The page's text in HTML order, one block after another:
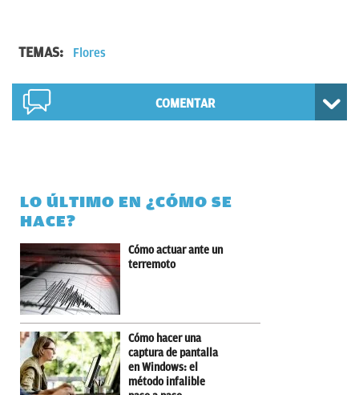
TEMAS: Flores
COMENTAR
LO ÚLTIMO EN ¿CÓMO SE
HACE?
Cómo actuar ante un
terremoto
Cómo hacer una
captura de pantalla
en Windows: el
método infalible